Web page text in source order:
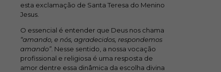
esta exclamação de Santa Teresa do Menino
Jesus.
O essencial é entender que Deus nos chama
“amando, e nós, agradecidos, respondemos
amando”. Nesse sentido, a nossa vocação
profissional e religiosa é uma resposta de
amor dentre essa dinâmica da escolha divina